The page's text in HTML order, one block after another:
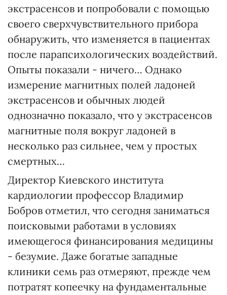
экстрасенсов и попробовали с помощью
своего сверхчувствительного прибора
обнаружить, что изменяется в пациентах
после парапсихологических воздействий.
Опыты показали - ничего… Однако
измерение магнитных полей ладоней
экстрасенсов и обычных людей
однозначно показало, что у экстрасенсов
магнитные поля вокруг ладоней в
несколько раз сильнее, чем у простых
смертных…
Директор Киевского института
кардиологии профессор Владимир
Бобров отметил, что сегодня заниматься
поисковыми работами в условиях
имеющегося финансирования медицины
- безумие. Даже богатые западные
клиники семь раз отмеряют, прежде чем
потратят копеечку на фундаментальные